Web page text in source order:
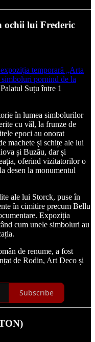
ochii lui Frederic
temporară „Arta
pornind de la
Suțu între 1
în lumea simbolurilor
cu văl, la frunze de
epoci au onorat
machete și schițe ale lui
și Buzău, dar și
oferind vizitatorilor o
desen la monumentul
ale lui Storck, puse în
în cimitire precum Bellu
Expoziția
cum unele simboluri au
de renume, a fost
de Rodin, Art Deco și
Subscribe